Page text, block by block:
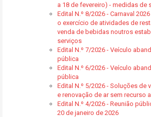
a 18 de fevereiro) - medidas de
Edital N.º 8/2026 - Carnaval
o exercício de atividades de
venda de bebidas noutros
serviços
Edital N.º 7/2026 - Veículo
pública
Edital N.º 6/2026 - Veículo
pública
Edital N.º 5/2026 - Soluções de
e renovação de ar sem recurso
Edital N.º 4/2026 - Reunião
20 de janeiro de 2026